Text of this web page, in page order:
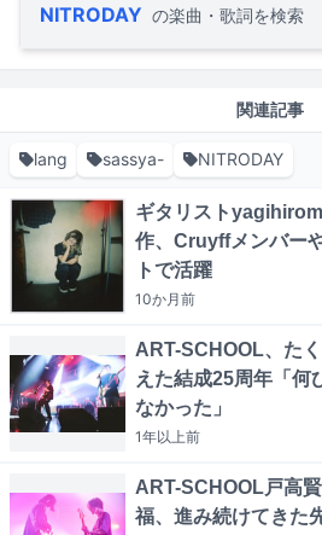
NITRODAY の楽曲・歌詞を検索
関連記事
lang sassya- NITRODAY
ギタリスト
作、Cruyffメンバー
トで活躍
10か月前
ART-SCHOOL、た
えた結成25周年「何
なかった」
1年以上前
ART-SCHOOL戸高
福、進み続けてきた